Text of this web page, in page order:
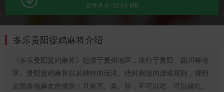
文件大小: 92.04 MB
多乐贵阳捉鸡麻将介绍
《多乐贵阳捉鸡麻将》起源于贵州地区，流行于贵阳、四川等地
区。贵阳捉鸡麻将以其独特的玩法、绝对刺激的游戏规则，得到
全国各地麻友的推崇！只有万、条、筒，不可以吃，可以碰杠。